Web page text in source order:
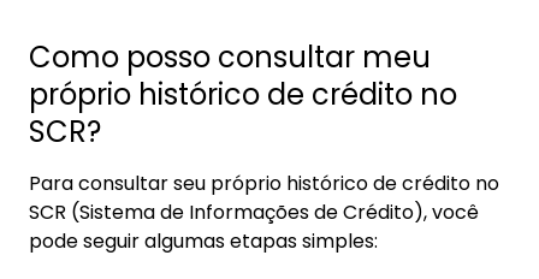
Como posso consultar meu
próprio histórico de crédito no
SCR?
Para consultar seu próprio histórico de crédito no
SCR (Sistema de Informações de Crédito), você
pode seguir algumas etapas simples: